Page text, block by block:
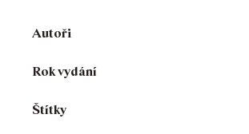
Autoři
Rok vydání
Štítky